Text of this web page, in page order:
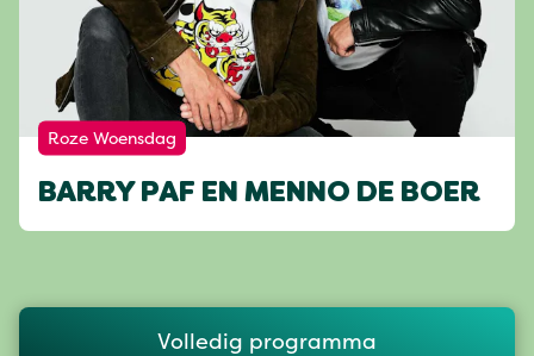
Roze Woensdag
BARRY PAF EN MENNO DE BOER
Volledig programma